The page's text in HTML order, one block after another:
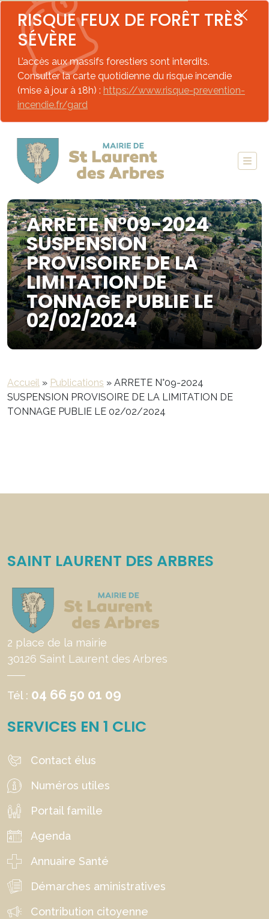
RISQUE FEUX DE FORÊT TRÈS
SÉVÈRE
L’accès aux massifs forestiers sont interdits.
Consulter la carte quotidienne du risque incendie
(mise à jour à 18h) : https://www.risque-prevention-
incendie.fr/gard
ARRETE N°09-2024
SUSPENSION
PROVISOIRE DE LA
LIMITATION DE
TONNAGE PUBLIE LE
02/02/2024
Accueil » Publications » ARRETE N°09-2024
SUSPENSION PROVISOIRE DE LA LIMITATION DE
TONNAGE PUBLIE LE 02/02/2024
SAINT LAURENT DES ARBRES
2 place de la mairie
30126 Saint Laurent des Arbres
Tél : 04 66 50 01 09
SERVICES EN 1 CLIC
Contact élus
Numéros utiles
Portail famille
Agenda
Annuaire Santé
Démarches aministratives
Contribution citoyenne